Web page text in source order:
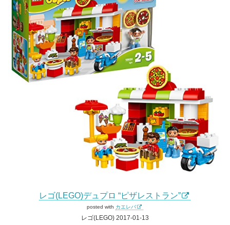
レゴ(LEGO)デュプロ “ピザレストラン”
posted with カエレバ
レゴ(LEGO) 2017-01-13